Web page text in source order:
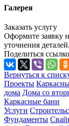
Галерея
Заказать услугу
Оформите заявку
уточнения деталей.
Поделиться
Вернуться к
Проекты
дома Дома со
Каркасные бани
Услуги
Фундаменты